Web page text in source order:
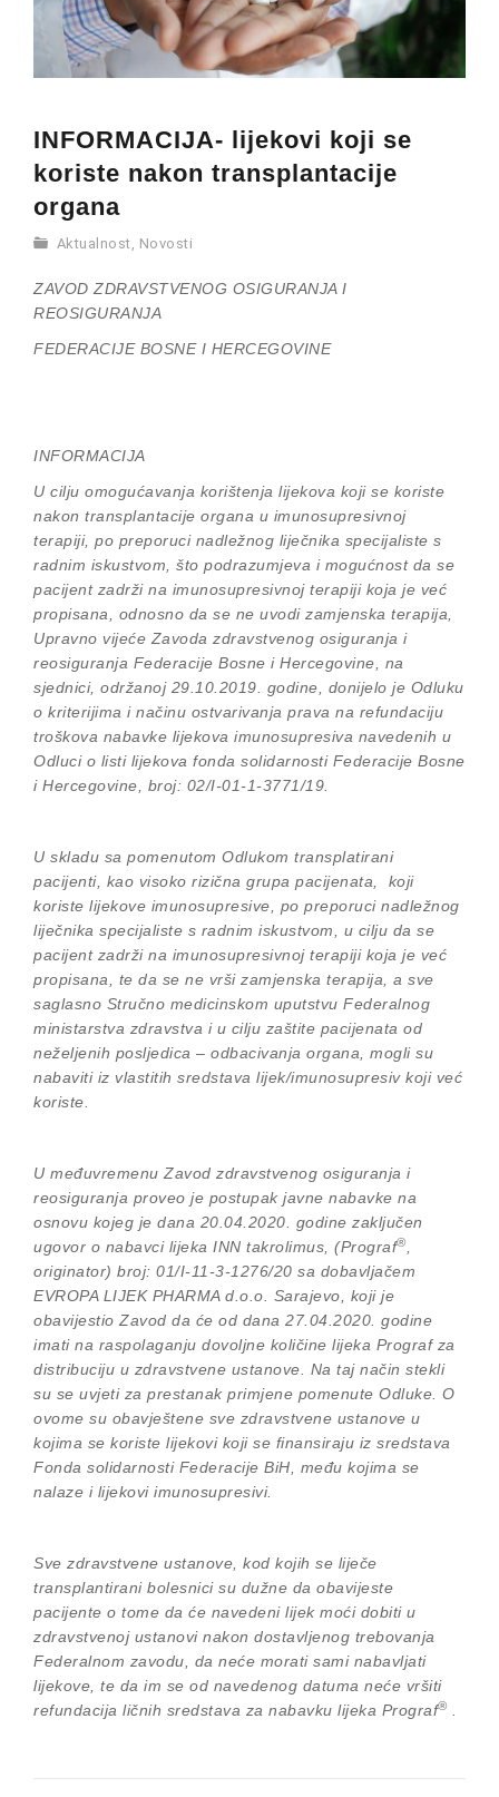
INFORMACIJA- lijekovi koji se
koriste nakon transplantacije
organa
Aktualnost, Novosti
ZAVOD ZDRAVSTVENOG OSIGURANJA I
REOSIGURANJA
FEDERACIJE BOSNE I HERCEGOVINE
INFORMACIJA
U cilju omogućavanja korištenja lijekova koji se koriste
nakon transplantacije organa u imunosupresivnoj
terapiji, po preporuci nadležnog liječnika specijaliste s
radnim iskustvom, što podrazumjeva i mogućnost da se
pacijent zadrži na imunosupresivnoj terapiji koja je već
propisana, odnosno da se ne uvodi zamjenska terapija,
Upravno vijeće Zavoda zdravstvenog osiguranja i
reosiguranja Federacije Bosne i Hercegovine, na
sjednici, održanoj 29.10.2019. godine, donijelo je Odluku
o kriterijima i načinu ostvarivanja prava na refundaciju
troškova nabavke lijekova imunosupresiva navedenih u
Odluci o listi lijekova fonda solidarnosti Federacije Bosne
i Hercegovine, broj: 02/I-01-1-3771/19.
U skladu sa pomenutom Odlukom transplatirani
pacijenti, kao visoko rizična grupa pacijenata, koji
koriste lijekove imunosupresive, po preporuci nadležnog
liječnika specijaliste s radnim iskustvom, u cilju da se
pacijent zadrži na imunosupresivnoj terapiji koja je već
propisana, te da se ne vrši zamjenska terapija, a sve
saglasno Stručno medicinskom uputstvu Federalnog
ministarstva zdravstva i u cilju zaštite pacijenata od
neželjenih posljedica – odbacivanja organa, mogli su
nabaviti iz vlastitih sredstava lijek/imunosupresiv koji već
koriste.
U međuvremenu Zavod zdravstvenog osiguranja i
reosiguranja proveo je postupak javne nabavke na
osnovu kojeg je dana 20.04.2020. godine zaključen
ugovor o nabavci lijeka INN takrolimus, (Prograf®,
originator) broj: 01/I-11-3-1276/20 sa dobavljačem
EVROPA LIJEK PHARMA d.o.o. Sarajevo, koji je
obavijestio Zavod da će od dana 27.04.2020. godine
imati na raspolaganju dovoljne količine lijeka Prograf za
distribuciju u zdravstvene ustanove. Na taj način stekli
su se uvjeti za prestanak primjene pomenute Odluke. O
ovome su obavještene sve zdravstvene ustanove u
kojima se koriste lijekovi koji se finansiraju iz sredstava
Fonda solidarnosti Federacije BiH, među kojima se
nalaze i lijekovi imunosupresivi.
Sve zdravstvene ustanove, kod kojih se liječe
transplantirani bolesnici su dužne da obavijeste
pacijente o tome da će navedeni lijek moći dobiti u
zdravstvenoj ustanovi nakon dostavljenog trebovanja
Federalnom zavodu, da neće morati sami nabavljati
lijekove, te da im se od navedenog datuma neće vršiti
refundacija ličnih sredstava za nabavku lijeka Prograf® .